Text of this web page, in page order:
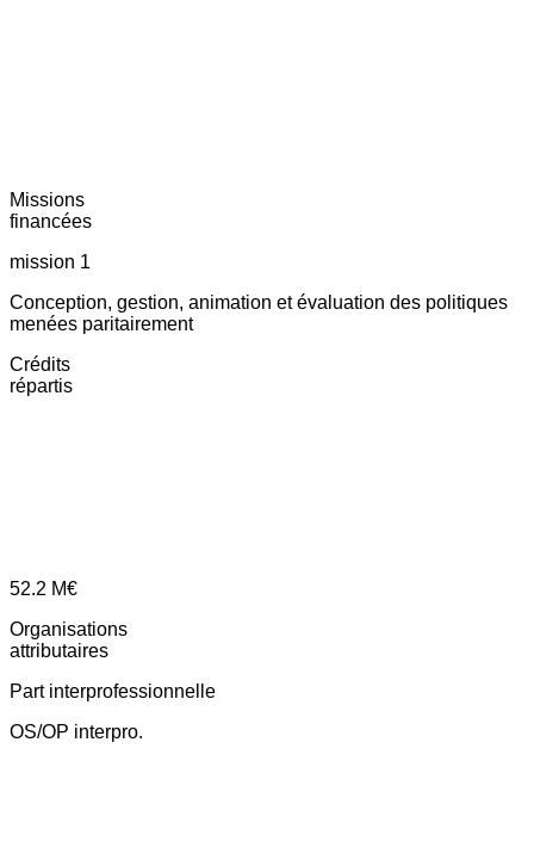
Missions
financées
mission 1
Conception, gestion, animation et évaluation des politiques
menées paritairement
Crédits
répartis
52.2 M€
Organisations
attributaires
Part interprofessionnelle
OS/OP interpro.